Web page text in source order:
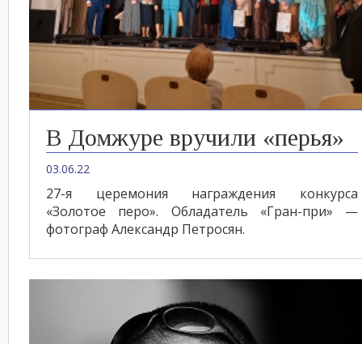
В Домжуре вручили «перья»
03.06.22
27-я церемония награждения конкурса
«Золотое перо». Обладатель «Гран-при» —
фотограф Александр Петросян.